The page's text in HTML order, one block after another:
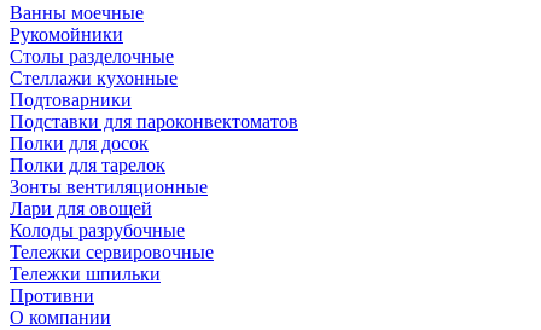
Ванны моечные
Рукомойники
Столы разделочные
Стеллажи кухонные
Подтоварники
Подставки для пароконвектоматов
Полки для досок
Полки для тарелок
Зонты вентиляционные
Лари для овощей
Колоды разрубочные
Тележки сервировочные
Тележки шпильки
Противни
О компании